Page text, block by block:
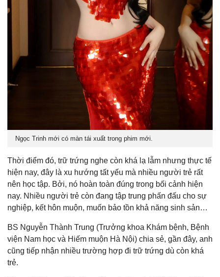
Ngọc Trinh mới có màn tái xuất trong phim mới.
Thời điểm đó, trữ trứng nghe còn khá lạ lẫm nhưng thực tế
hiện nay, đây là xu hướng tất yếu mà nhiều người trẻ rất
nên học tập. Bởi, nó hoàn toàn đúng trong bối cảnh hiện
nay. Nhiều người trẻ còn đang tập trung phấn đấu cho sự
nghiệp, kết hôn muộn, muốn bảo tồn khả năng sinh sản…
BS Nguyễn Thành Trung (Trưởng khoa Khám bệnh, Bệnh
viện Nam học và Hiếm muộn Hà Nội) chia sẻ, gần đây, anh
cũng tiếp nhận nhiều trường hợp đi trữ trứng dù còn khá
trẻ.